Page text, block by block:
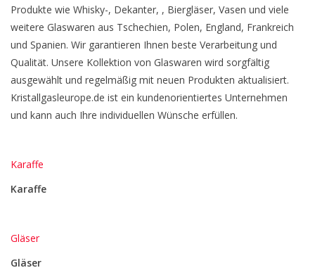
Produkte wie Whisky-, Dekanter, , Biergläser, Vasen und viele
weitere Glaswaren aus Tschechien, Polen, England, Frankreich
und Spanien. Wir garantieren Ihnen beste Verarbeitung und
Qualität. Unsere Kollektion von Glaswaren wird sorgfältig
ausgewählt und regelmäßig mit neuen Produkten aktualisiert.
Kristallgasleurope.de ist ein kundenorientiertes Unternehmen
und kann auch Ihre individuellen Wünsche erfüllen.
Karaffe
Karaffe
Gläser
Gläser